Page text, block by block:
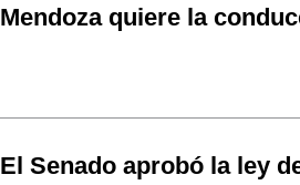
Mendoza quiere la
El Senado aprobó la ley